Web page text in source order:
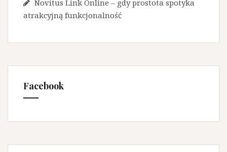
Novitus Link Online – gdy prostota spotyka
atrakcyjną funkcjonalność
Facebook